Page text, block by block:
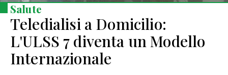
Salute
Teledialisi a Domicilio:
L'ULSS 7 diventa un Modello
Internazionale